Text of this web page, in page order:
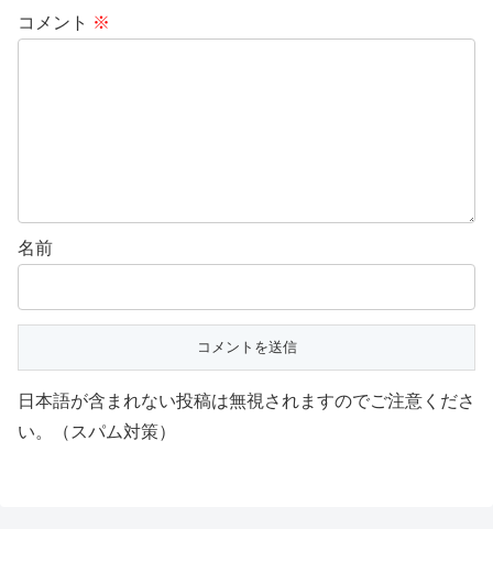
コメント ※
名前
日本語が含まれない投稿は無視されますのでご注意くださ
い。（スパム対策）